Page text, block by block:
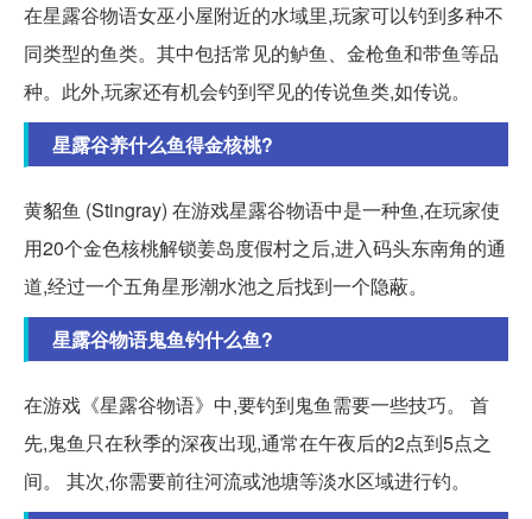
在星露谷物语女巫小屋附近的水域里,玩家可以钓到多种不
同类型的鱼类。其中包括常见的鲈鱼、金枪鱼和带鱼等品
种。此外,玩家还有机会钓到罕见的传说鱼类,如传说。
星露谷养什么鱼得金核桃?
黄貂鱼 (Stingray) 在游戏星露谷物语中是一种鱼,在玩家使
用20个金色核桃解锁姜岛度假村之后,进入码头东南角的通
道,经过一个五角星形潮水池之后找到一个隐蔽。
星露谷物语鬼鱼钓什么鱼?
在游戏《星露谷物语》中,要钓到鬼鱼需要一些技巧。 首
先,鬼鱼只在秋季的深夜出现,通常在午夜后的2点到5点之
间。 其次,你需要前往河流或池塘等淡水区域进行钓。